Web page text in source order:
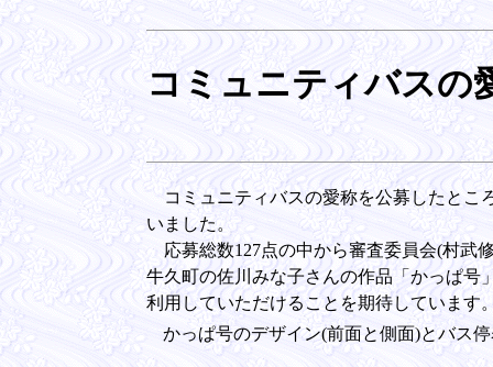
コミュニティバスの
コミュニティバスの愛称を公募したとこ
いました。
応募総数127点の中から審査委員会(村武
牛久町の佐川みな子さんの作品「かっぱ号
利用していただけることを期待しています
かっぱ号のデザイン(前面と側面)とバス